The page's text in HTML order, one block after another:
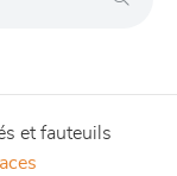
et fauteuils